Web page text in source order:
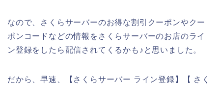
なので、さくらサーバーのお得な割引クーポンやクー
ポンコードなどの情報をさくらサーバーのお店のライ
ン登録をしたら配信されてくるかも♪と思いました。
だから、早速、【さくらサーバー ライン登録】【 さく